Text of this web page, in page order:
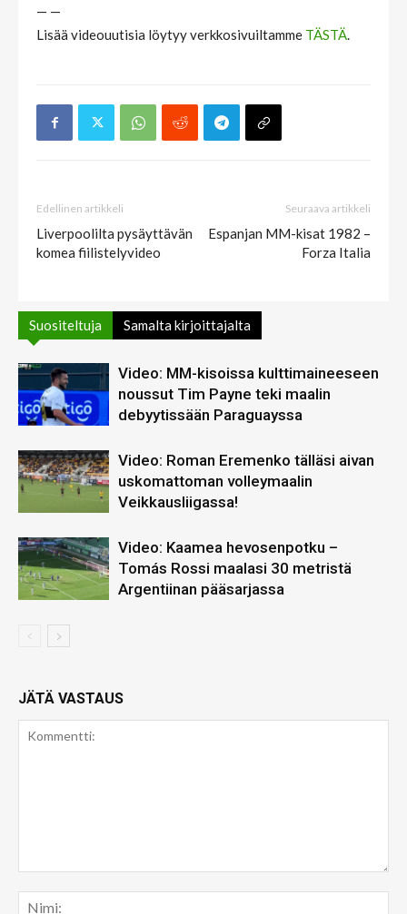
— —
Lisää videouutisia löytyy verkkosivuiltamme TÄSTÄ.
Edellinen artikkeli
Liverpoolilta pysäyttävän
komea fiilistelyvideo
Seuraava artikkeli
Espanjan MM-kisat 1982 –
Forza Italia
Suositeltuja Samalta kirjoittajalta
Video: MM-kisoissa kulttimaineeseen
noussut Tim Payne teki maalin
debyytissään Paraguayssa
Video: Roman Eremenko tälläsi aivan
uskomattoman volleymaalin
Veikkausliigassa!
Video: Kaamea hevosenpotku –
Tomás Rossi maalasi 30 metristä
Argentiinan pääsarjassa
JÄTÄ VASTAUS